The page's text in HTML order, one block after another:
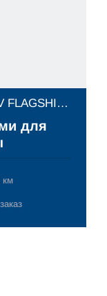
BYD SONG PLUS EV FLAGSHIP (2021)
для
км